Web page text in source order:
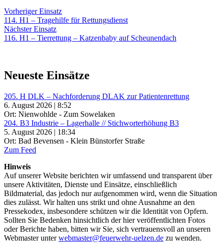
Beitragsnavigation
Vorheriger EinsatzVorheriger
Einsatz:
114. H1 – Tragehilfe für Rettungsdienst
Nächster EinsatzNächster
Einsatz:
116. H1 – Tierrettung – Katzenbaby auf Scheunendach
Neueste Einsätze
205. H DLK – Nachforderung DLAK zur Patientenrettung
6. August 2026 | 8:52
Ort: Nienwohlde - Zum Sowelaken
204. B3 Industrie – Lagerhalle // Stichworterhöhung B3
5. August 2026 | 18:34
Ort: Bad Bevensen - Klein Bünstorfer Straße
Zum Feed
Hinweis
Auf unserer Website berichten wir umfassend und transparent über
unsere Aktivitäten, Dienste und Einsätze, einschließlich
Bildmaterial, das jedoch nur aufgenommen wird, wenn die Situation
dies zulässt. Wir halten uns strikt und ohne Ausnahme an den
Pressekodex, insbesondere schützen wir die Identität von Opfern.
Sollten Sie Bedenken hinsichtlich der hier veröffentlichten Fotos
oder Berichte haben, bitten wir Sie, sich vertrauensvoll an unseren
Webmaster unterwebmaster@feuerwehr-uelzen.de zu wenden.